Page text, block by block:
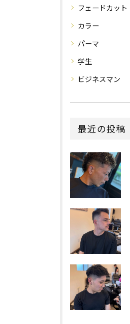
フェードカット
カラー
パーマ
学生
ビジネスマン
最近の投稿